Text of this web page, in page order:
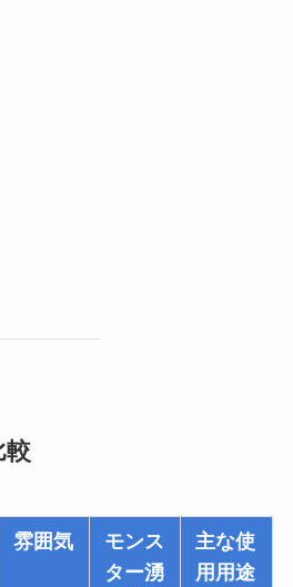
較
雰囲気
モンス
ター湧
主な使
用用途